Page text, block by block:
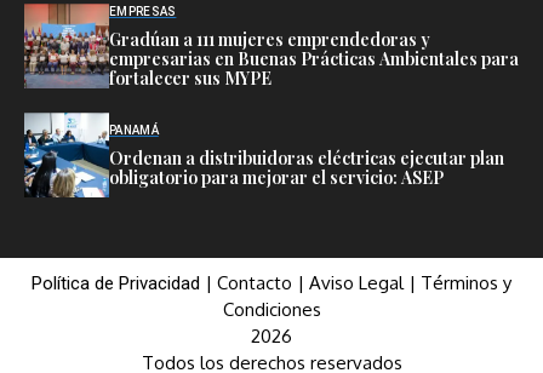
EMPRESAS
Gradúan a 111 mujeres emprendedoras y
empresarias en Buenas Prácticas Ambientales para
fortalecer sus MYPE
PANAMÁ
Ordenan a distribuidoras eléctricas ejecutar plan
obligatorio para mejorar el servicio: ASEP
Política de Privacidad | Contacto | Aviso Legal| Términos y
Condiciones
2026
Todos los derechos reservados